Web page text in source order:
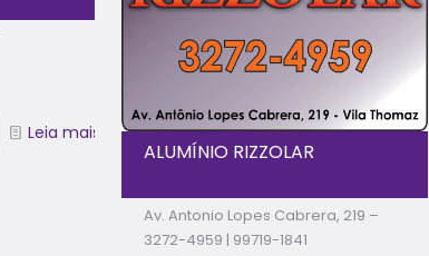
Leia mais
ALUMÍNIO RIZZOLAR
Av. Antonio Lopes Cabrera, 219 –
3272-4959 | 99719-1841